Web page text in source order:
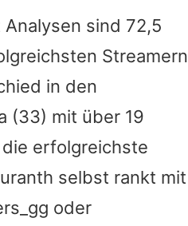
sind 72,5
Streamern
in den
(33) mit über 19
erfolgreichste
selbst rankt mit
oder